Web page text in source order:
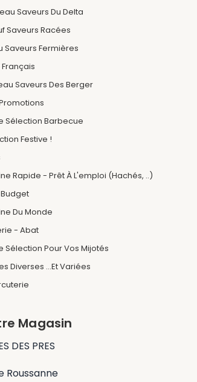
Saveurs Du Delta
Saveurs Racées
Saveurs Fermières
Saveurs Des Berger
Sélection Barbecue
Festive !
Rapide - Prêt À L'emploi (hachés, ..)
Du Monde
- Abat
Sélection Pour Vos Mijotés
Diverses ...et Variées
Magasin
DES PRES
Roussanne